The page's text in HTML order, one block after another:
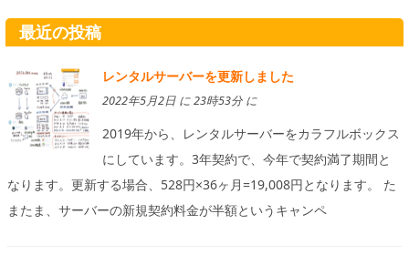
最近の投稿
レンタルサーバーを更新しました
2022年5月2日 に 23時53分 に
2019年から、レンタルサーバーをカラフルボックス
にしています。3年契約で、今年で契約満了期間と
なります。更新する場合、528円×36ヶ月=19,008円となります。 た
またま、サーバーの新規契約料金が半額というキャンペ